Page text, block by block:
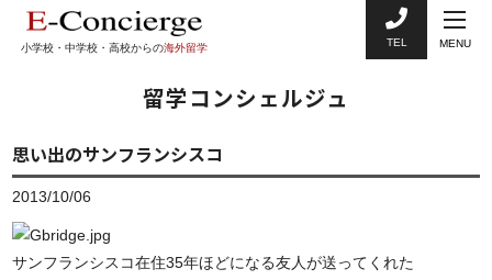
小学校・中学校・高校からの海外留学 TEL MENU
留学コンシェルジュ
思い出のサンフランシスコ
2013/10/06
サンフランシスコ在住35年ほどになる友人が送ってくれた